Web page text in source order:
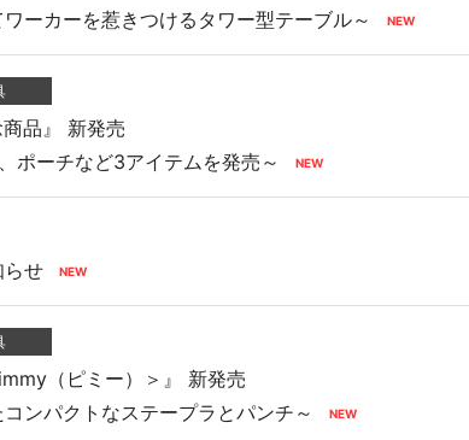
ーカーを惹きつけるタワー型テーブル～
品』 新発売
ポーチなど3アイテムを発売～
らせ
（ピミー）＞』 新発売
ンパクトなステープラとパンチ～